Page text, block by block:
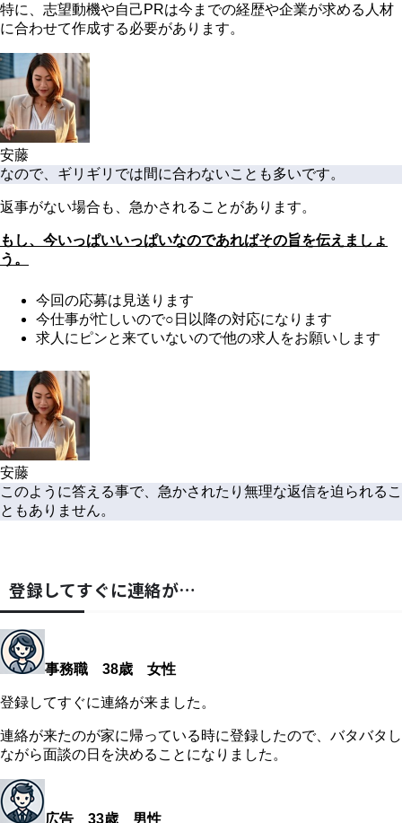
特に、志望動機や自己PRは今までの経歴や企業が求める人材
に合わせて作成する必要があります。
安藤
なので、ギリギリでは間に合わないことも多いです。
返事がない場合も、急かされることがあります。
もし、今いっぱいいっぱいなのであればその旨を伝えましょ
う。
今回の応募は見送ります
今仕事が忙しいので○日以降の対応になります
求人にピンと来ていないので他の求人をお願いします
安藤
このように答える事で、急かされたり無理な返信を迫られるこ
ともありません。
登録してすぐに連絡が…
事務職 38歳 女性
登録してすぐに連絡が来ました。
連絡が来たのが家に帰っている時に登録したので、バタバタし
ながら面談の日を決めることになりました。
広告 33歳 男性